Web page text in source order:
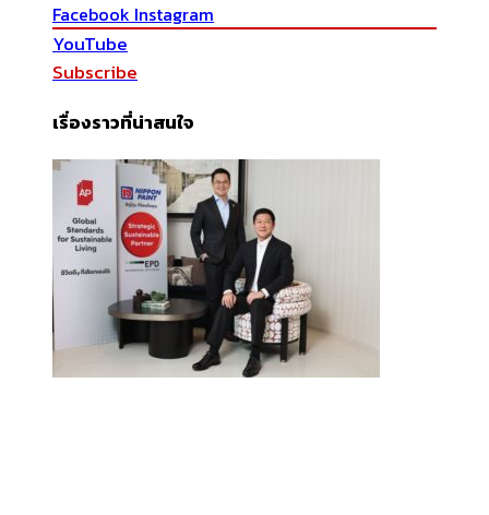
Facebook Instagram
YouTube
Subscribe
เรื่องราวที่น่าสนใจ